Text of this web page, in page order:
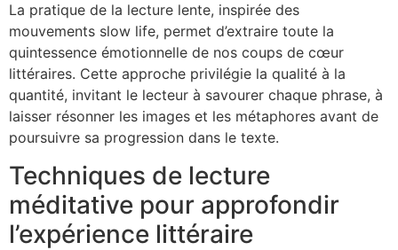
La pratique de la lecture lente, inspirée des
mouvements slow life, permet d’extraire toute la
quintessence émotionnelle de nos coups de cœur
littéraires. Cette approche privilégie la qualité à la
quantité, invitant le lecteur à savourer chaque phrase, à
laisser résonner les images et les métaphores avant de
poursuivre sa progression dans le texte.
Techniques de lecture
méditative pour approfondir
l’expérience littéraire